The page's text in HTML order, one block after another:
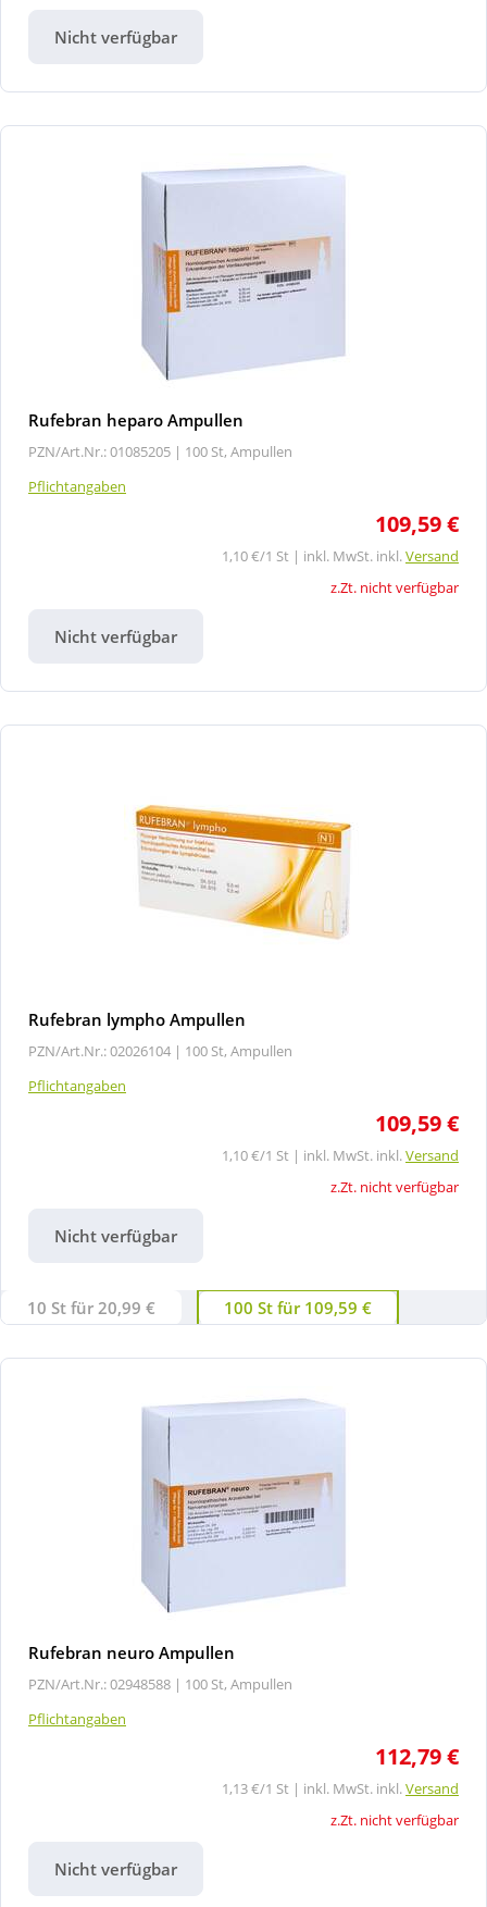
Nicht verfügbar
Rufebran heparo Ampullen
PZN/Art.Nr.: 01085205 | 100 St, Ampullen
Pflichtangaben
109,59 €
1,10 €/1 St | inkl. MwSt. inkl.Versand
z.Zt. nicht verfügbar
Nicht verfügbar
Rufebran lympho Ampullen
PZN/Art.Nr.: 02026104 | 100 St, Ampullen
Pflichtangaben
109,59 €
1,10 €/1 St | inkl. MwSt. inkl.Versand
z.Zt. nicht verfügbar
Nicht verfügbar
10 St für 20,99 € 100 St für 109,59 €
Rufebran neuro Ampullen
PZN/Art.Nr.: 02948588 | 100 St, Ampullen
Pflichtangaben
112,79 €
1,13 €/1 St | inkl. MwSt. inkl.Versand
z.Zt. nicht verfügbar
Nicht verfügbar